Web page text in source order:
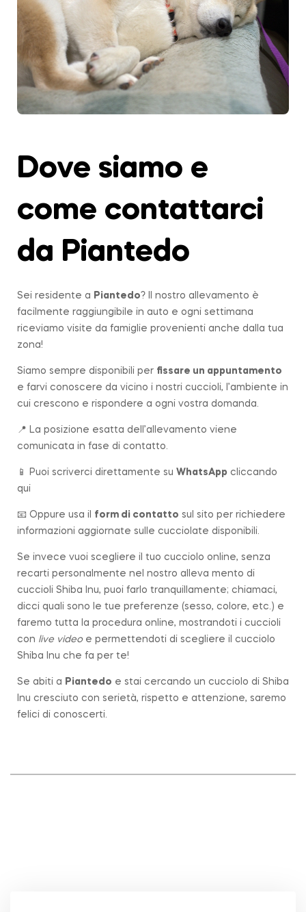
Dove siamo e
come contattarci
da Piantedo
Sei residente a Piantedo? Il nostro allevamento è
facilmente raggiungibile in auto e ogni settimana
riceviamo visite da famiglie provenienti anche dalla tua
zona!
Siamo sempre disponibili per fissare un appuntamento
e farvi conoscere da vicino i nostri cuccioli, l’ambiente in
cui crescono e rispondere a ogni vostra domanda.
📍 La posizione esatta dell’allevamento viene
comunicata in fase di contatto.
📱 Puoi scriverci direttamente su WhatsApp cliccando
qui
📧 Oppure usa il form di contatto sul sito per richiedere
informazioni aggiornate sulle cucciolate disponibili.
Se invece vuoi scegliere il tuo cucciolo online, senza
recarti personalmente nel nostro alleva mento di
cuccioli Shiba Inu, puoi farlo tranquillamente; chiamaci,
dicci quali sono le tue preferenze (sesso, colore, etc.) e
faremo tutta la procedura online, mostrandoti i cuccioli
con live videoe permettendoti di scegliere il cucciolo
Shiba Inu che fa per te!
Se abiti a Piantedo e stai cercando un cucciolo di Shiba
Inu cresciuto con serietà, rispetto e attenzione, saremo
felici di conoscerti.